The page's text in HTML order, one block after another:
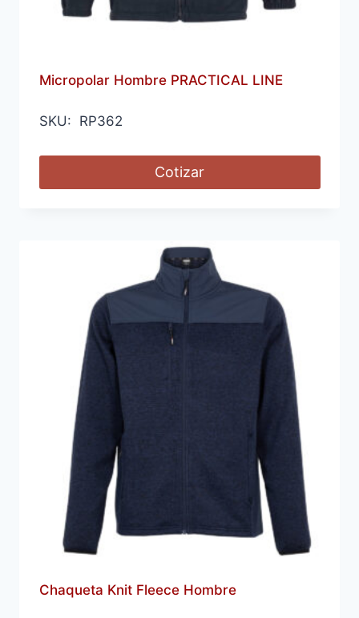
Micropolar Hombre PRACTICAL LINE
SKU: RP362
Cotizar
Chaqueta Knit Fleece Hombre